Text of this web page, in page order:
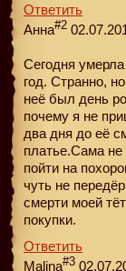
Ответить
Анна#2
Сегодня
год. Странно,
неё был день
почему я не
два дня до её
платье.Сама
пойти на
чуть не
смерти моей
покупки.
Ответить
Malina#3